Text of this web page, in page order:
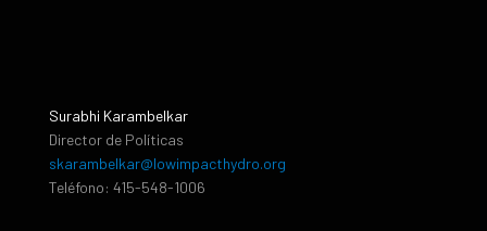
Surabhi Karambelkar
Director de Políticas
skarambelkar@lowimpacthydro.org
Teléfono: 415-548-1006